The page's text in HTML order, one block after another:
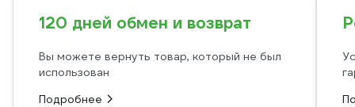
120 дней обмен и возврат
Вы можете вернуть товар, который не был
использован
Подробнее